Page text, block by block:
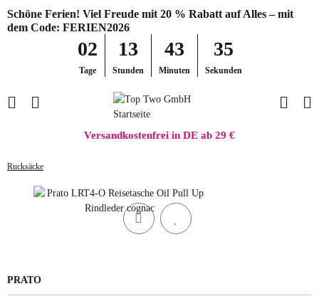
Schöne Ferien! Viel Freude mit 20 % Rabatt auf Alles – mit
dem Code: FERIEN2026
02
Tage
13
Stunden
43
Minuten
35
Sekunden
Versandkostenfrei in DE ab 29 €
Rucksäcke
PRATO